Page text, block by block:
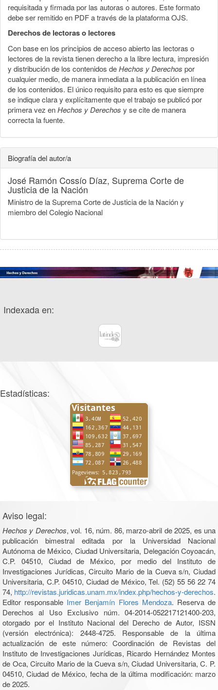
requisitada y firmada por las autoras o autores. Este formato
debe ser remitido en PDF a través de la plataforma OJS.
Derechos de lectoras o lectores
Con base en los principios de acceso abierto las lectoras o
lectores de la revista tienen derecho a la libre lectura, impresión
y distribución de los contenidos deHechos y Derechos por
cualquier medio, de manera inmediata a la publicación en línea
de los contenidos. El único requisito para esto es que siempre
se indique clara y explícitamente que el trabajo se publicó por
primera vez enHechos y Derechos y se cite de manera
correcta la fuente.
Biografía del autor/a
José Ramón Cossío Díaz, Suprema Corte de
Justicia de la Nación
Ministro de la Suprema Corte de Justicia de la Nación y
miembro del Colegio Nacional
Indexada en:
Estadísticas:
Aviso legal:
Hechos y Derechos, vol. 16, núm. 86, marzo-abril de 2025, es una
publicación bimestral editada por la Universidad Nacional
Autónoma de México, Ciudad Universitaria, Delegación Coyoacán,
C.P. 04510, Ciudad de México, por medio del Instituto de
Investigaciones Jurídicas, Circuito Mario de la Cueva s/n, Ciudad
Universitaria, C.P. 04510, Ciudad de México, Tel. (52) 55 56 22 74
74, http://revistas.juridicas.unam.mx/index.php/hechos-y-derechos.
Editor responsable Imer Benjamín Flores Mendoza. Reserva de
Derechos al Uso Exclusivo núm. 04-2014-052217121400-203,
otorgado por el Instituto Nacional del Derecho de Autor, ISSN
(versión electrónica): 2448-4725. Responsable de la última
actualización de este número: Coordinación de Revistas del
Instituto de Investigaciones Jurídicas, Ricardo Hernández Montes
de Oca, Circuito Mario de la Cueva s/n, Ciudad Universitaria, C. P.
04510, Ciudad de México, fecha de la última modificación: marzo
de 2025.